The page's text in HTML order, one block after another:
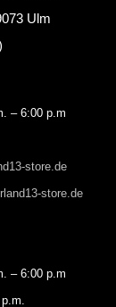
Ulm
– 6:00 p.m
store.de
store.de
– 6:00 p.m